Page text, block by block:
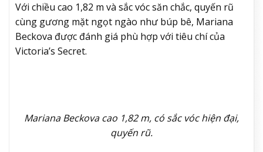
Với chiều cao 1,82 m và sắc vóc săn chắc, quyến rũ
cùng gương mặt ngọt ngào như búp bê, Mariana
Beckova được đánh giá phù hợp với tiêu chí của
Victoria’s Secret.
Mariana Beckova cao 1,82 m, có sắc vóc hiện đại,
quyến rũ.